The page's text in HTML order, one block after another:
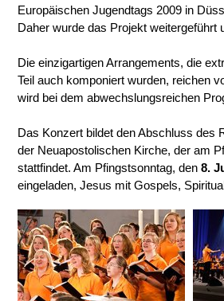
Europäischen Jugendtags 2009 in
Daher wurde das Projekt weitergeführt
Die einzigartigen Arrangements, die
Teil auch komponiert wurden, reichen
wird bei dem abwechslungsreichen
Das Konzert bildet den Abschluss des
der Neuapostolischen Kirche, der am
stattfindet. Am Pfingstsonntag, den 8.
eingeladen, Jesus mit Gospels,